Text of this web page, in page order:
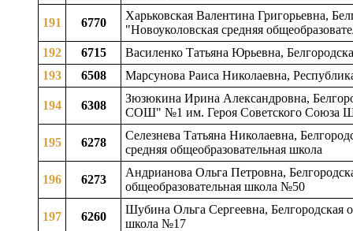
191 6770
Харьковская Валентина Григорьевна,
"Новоуколовская средняя
192
6715
Василенко Татьяна Юрьевна,
193
6508 Марсунова Раиса Николаевна,
194 6308
Зюзюкина Ирина Александровна,
СОШ" №1 им. Героя Советского Союза
195 6278
Селезнева Татьяна Николаевна,
средняя общеобразовательная школа
196 6273
Андрианова Ольга Петровна,
общеобразовательная школа №50
197 6260
Шубина Ольга Сергеевна, Белгородская
школа №17